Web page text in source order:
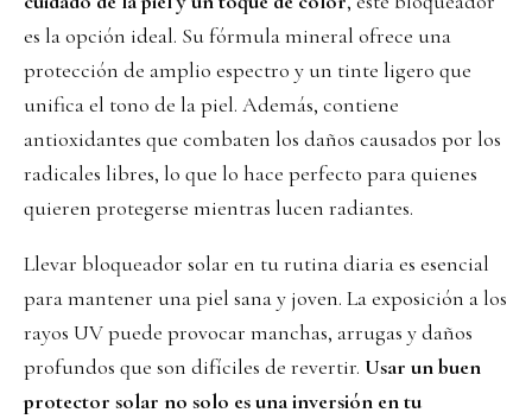
es la opción ideal. Su fórmula mineral ofrece una
protección de amplio espectro y un tinte ligero que
unifica el tono de la piel. Además, contiene
antioxidantes que combaten los daños causados por los
radicales libres, lo que lo hace perfecto para quienes
quieren protegerse mientras lucen radiantes.
Llevar bloqueador solar en tu rutina diaria es esencial
para mantener una piel sana y joven. La exposición a los
rayos UV puede provocar manchas, arrugas y daños
profundos que son difíciles de revertir. Usar un buen
protector solar no solo es una inversión en tu